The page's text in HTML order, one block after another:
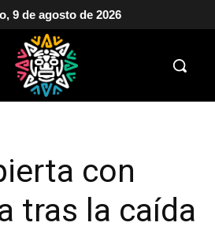
9 de agosto de 2026
con
tras la caída